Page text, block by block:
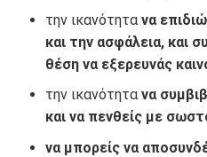
την ικανότητα να
και την ασφάλεια, και
θέση να εξερευνάς
την ικανότητα να
και να πενθείς με
να μπορείς να